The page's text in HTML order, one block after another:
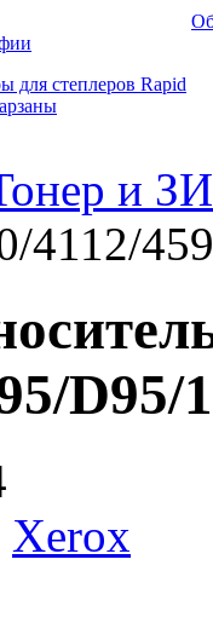
для степлеров Rapid
и
4112/
D95/
Xerox